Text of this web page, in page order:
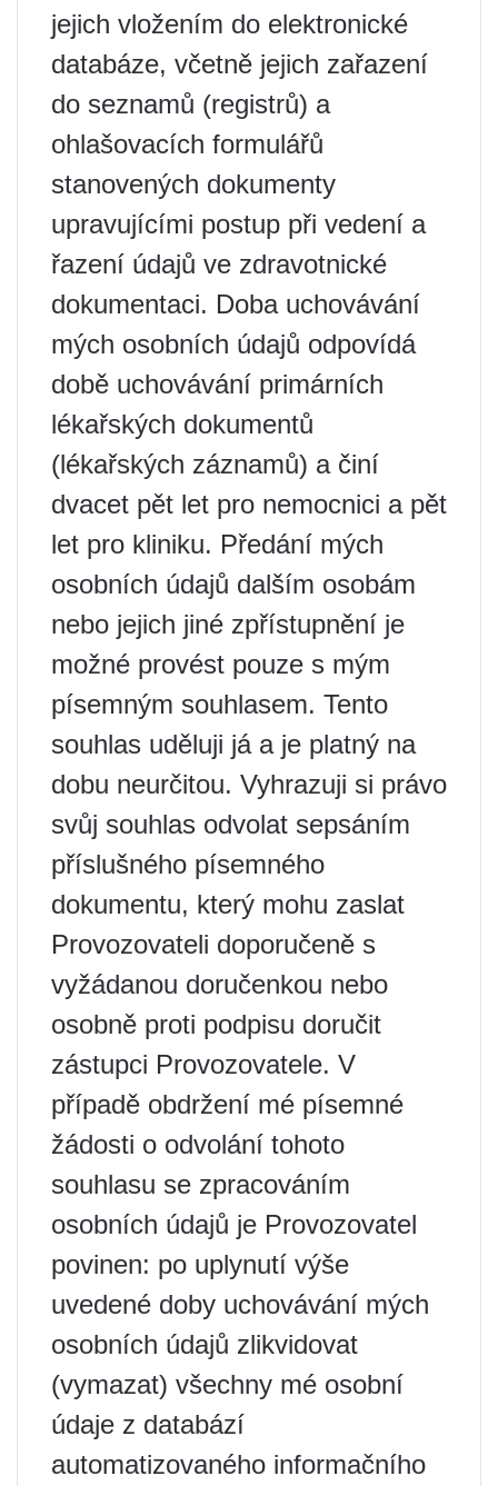
jejich vložením do elektronické
databáze, včetně jejich zařazení
do seznamů (registrů) a
ohlašovacích formulářů
stanovených dokumenty
upravujícími postup při vedení a
řazení údajů ve zdravotnické
dokumentaci. Doba uchovávání
mých osobních údajů odpovídá
době uchovávání primárních
lékařských dokumentů
(lékařských záznamů) a činí
dvacet pět let pro nemocnici a pět
let pro kliniku. Předání mých
osobních údajů dalším osobám
nebo jejich jiné zpřístupnění je
možné provést pouze s mým
písemným souhlasem. Tento
souhlas uděluji já a je platný na
dobu neurčitou. Vyhrazuji si právo
svůj souhlas odvolat sepsáním
příslušného písemného
dokumentu, který mohu zaslat
Provozovateli doporučeně s
vyžádanou doručenkou nebo
osobně proti podpisu doručit
zástupci Provozovatele. V
případě obdržení mé písemné
žádosti o odvolání tohoto
souhlasu se zpracováním
osobních údajů je Provozovatel
povinen: po uplynutí výše
uvedené doby uchovávání mých
osobních údajů zlikvidovat
(vymazat) všechny mé osobní
údaje z databází
automatizovaného informačního